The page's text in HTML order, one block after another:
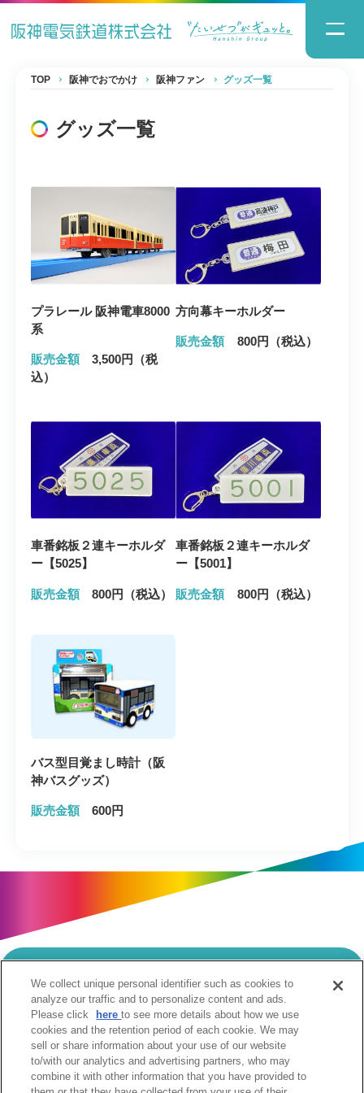
TOP 阪神でおでかけ 阪神ファン グッズ一覧
グッズ一覧
プラレール 阪神電車8000
系
販売金額
3,500円（税
込）
方向幕キーホルダー
販売金額 800円（税込）
車番銘板２連キーホルダ
ー【5025】
販売金額 800円（税込）
車番銘板２連キーホルダ
ー【5001】
販売金額 800円（税込）
バス型目覚まし時計（阪
神バスグッズ）
販売金額 600円
当サイトのご利用にあたって
個人情報の取扱いについて
Cookie設定について
ソーシャルメディア利用規約
ウェブアクセシビリティへの取組み
関係会社
サイトマップ
お問合せ
We collect unique personal identifier such as cookies to
analyze our traffic and to personalize content and ads.
Please click
hereto see more details about how we use
cookies and the retention period of each cookie. We may
sell or share information about your use of our website
to/with our analytics and advertising partners, who may
combine it with other information that you have provided to